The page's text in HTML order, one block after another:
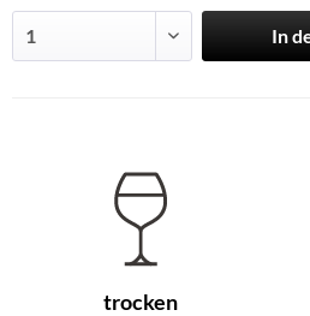
In
trocken